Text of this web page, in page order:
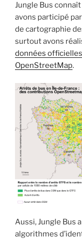
Jungle Bus
avons participé
de cartographie
surtout avons
données
OpenStreetMap.
Aussi, Jungle Bus
algorithmes